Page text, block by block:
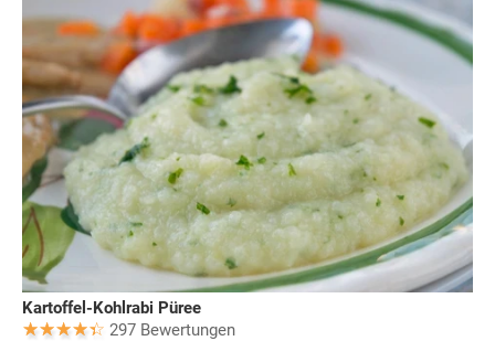
Kartoffel-Kohlrabi Püree
297 Bewertungen